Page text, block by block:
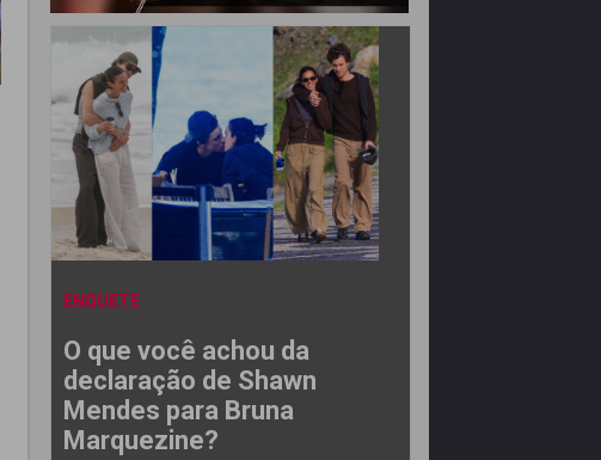
ENQUETE
O que você achou da
declaração de Shawn
Mendes para Bruna
Marquezine?